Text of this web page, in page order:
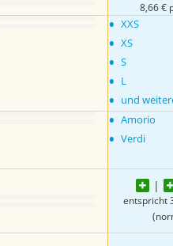
8,66 €
• XXS
• XS
• S
• L
• und
• Amorio
• Verdi
entspricht